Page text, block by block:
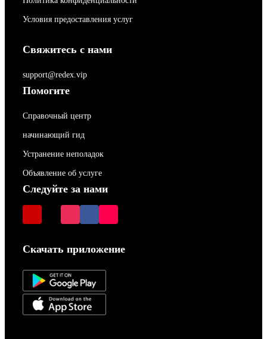
Условия предоставления услуг
Свяжитесь с нами
support@redex.vip
Помогите
Справочный центр
начинающий гид
Устранение неполадок
Объявление об услуге
Следуйте за нами
Скачать приложение